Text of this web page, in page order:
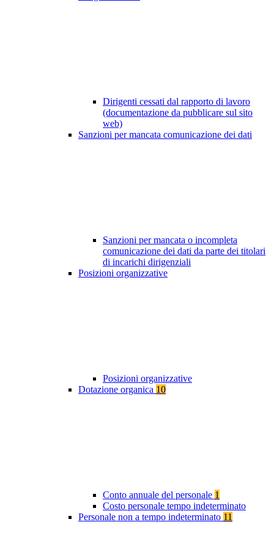
Dirigenti cessati dal rapporto di lavoro
(documentazione da pubblicare sul sito
web)
Sanzioni per mancata comunicazione dei dati
Sanzioni per mancata o incompleta
comunicazione dei dati da parte dei titolari
di incarichi dirigenziali
Posizioni organizzative
Posizioni organizzative
Dotazione organica 10
Conto annuale del personale 1
Costo personale tempo indeterminato
Personale non a tempo indeterminato 11